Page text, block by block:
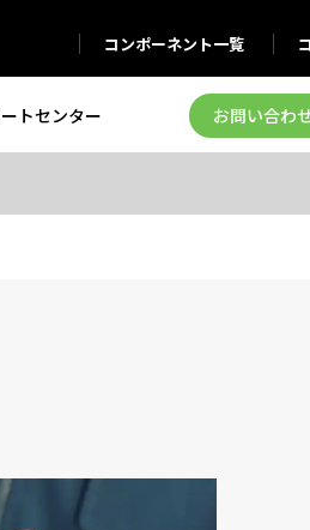
コンポーネント一覧
トセンター お問い合わ